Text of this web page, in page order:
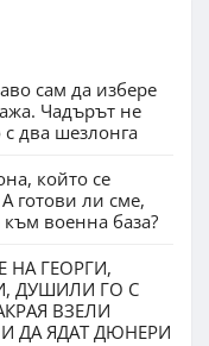
сам да избере
Чадърът не
два шезлонга
който се
готови ли сме,
военна база?
НА ГЕОРГИ,
ДУШИЛИ ГО С
ВЗЕЛИ
ДА ЯДАТ ДЮНЕРИ